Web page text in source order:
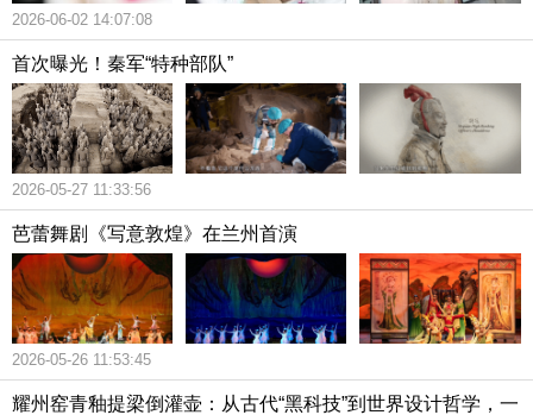
2026-06-02 14:07:08
首次曝光！秦军“特种部队”
2026-05-27 11:33:56
芭蕾舞剧《写意敦煌》在兰州首演
2026-05-26 11:53:45
耀州窑青釉提梁倒灌壶：从古代“黑科技”到世界设计哲学，一